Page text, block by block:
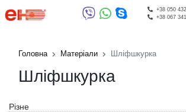
+38 050
+38 067
Головна Матеріали Шліфшкурка
Шліфшкурка
Різне